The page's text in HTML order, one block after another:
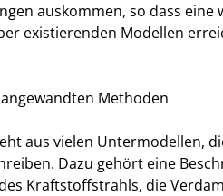
auskommen, so dass eine
existierenden Modellen
Methoden
aus vielen Untermodellen,
Dazu gehört eine
Kraftstoffstrahls, die